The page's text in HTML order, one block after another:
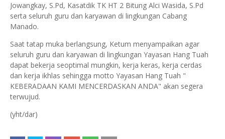
Jowangkay, S.Pd, Kasatdik TK HT 2 Bitung Alci Wasida, S.Pd
serta seluruh guru dan karyawan di lingkungan Cabang
Manado.
Saat tatap muka berlangsung, Ketum menyampaikan agar
seluruh guru dan karyawan di lingkungan Yayasan Hang Tuah
dapat bekerja seoptimal mungkin, kerja keras, kerja cerdas
dan kerja ikhlas sehingga motto Yayasan Hang Tuah "
KEBERADAAN KAMI MENCERDASKAN ANDA" akan segera
terwujud.
(yht/dar)